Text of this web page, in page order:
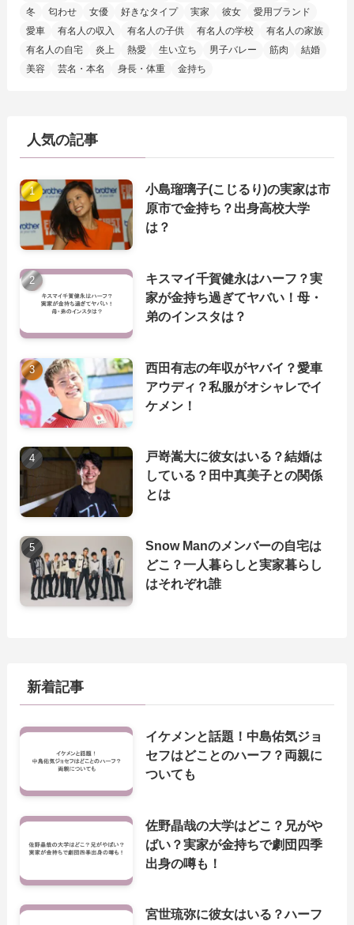
冬 匂わせ 女優 好きなタイプ 実家 彼女
愛用ブランド
愛車
有名人の収入 有名人の子供 有名人の学校
有名人の家族
有名人の自宅
炎上 熱愛 生い立ち 男子バレー 筋肉
結婚
美容
芸名・本名 身長・体重 金持ち
人気の記事
小島瑠璃子(こじるり)の実家は市
原市で金持ち？出身高校大学
は？
キスマイ千賀健永はハーフ？実
家が金持ち過ぎてヤバい！母・
弟のインスタは？
西田有志の年収がヤバイ？愛車
アウディ？私服がオシャレでイ
ケメン！
戸嵜嵩大に彼女はいる？結婚は
している？田中真美子との関係
とは
Snow Manのメンバーの自宅は
どこ？一人暮らしと実家暮らし
はそれぞれ誰
新着記事
イケメンと話題！中島佑気ジョ
セフはどことのハーフ？両親に
ついても
佐野晶哉の大学はどこ？兄がや
ばい？実家が金持ちで劇団四季
出身の噂も！
宮世琉弥に彼女はいる？ハーフ